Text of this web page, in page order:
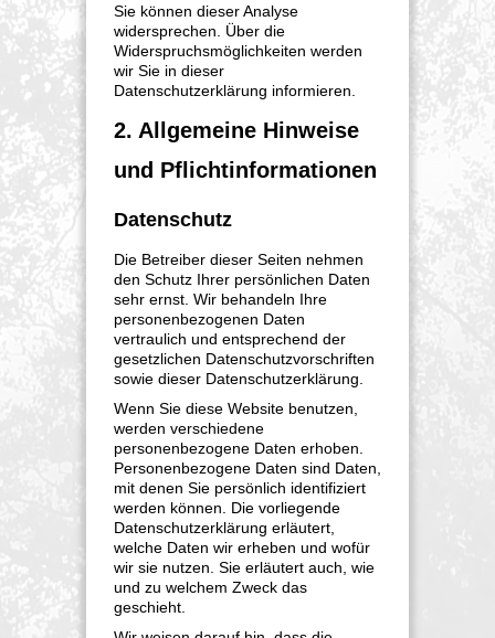
Sie können dieser Analyse
widersprechen. Über die
Widerspruchsmöglichkeiten werden
wir Sie in dieser
Datenschutzerklärung informieren.
2. Allgemeine Hinweise
und Pflichtinformationen
Datenschutz
Die Betreiber dieser Seiten nehmen
den Schutz Ihrer persönlichen Daten
sehr ernst. Wir behandeln Ihre
personenbezogenen Daten
vertraulich und entsprechend der
gesetzlichen Datenschutzvorschriften
sowie dieser Datenschutzerklärung.
Wenn Sie diese Website benutzen,
werden verschiedene
personenbezogene Daten erhoben.
Personenbezogene Daten sind Daten,
mit denen Sie persönlich identifiziert
werden können. Die vorliegende
Datenschutzerklärung erläutert,
welche Daten wir erheben und wofür
wir sie nutzen. Sie erläutert auch, wie
und zu welchem Zweck das
geschieht.